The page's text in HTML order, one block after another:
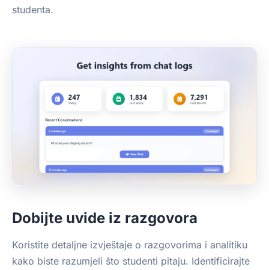
studenta.
Dobijte uvide iz razgovora
Koristite detaljne izvještaje o razgovorima i analitiku
kako biste razumjeli što studenti pitaju. Identificirajte